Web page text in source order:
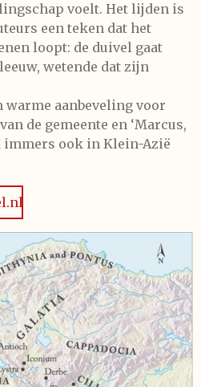
voelt. Het lijden is
een teken dat het
loopt: de duivel gaat
wetende dat zijn
warme aanbeveling voor
de gemeente en ‘Marcus,
immers ook in Klein-Azië